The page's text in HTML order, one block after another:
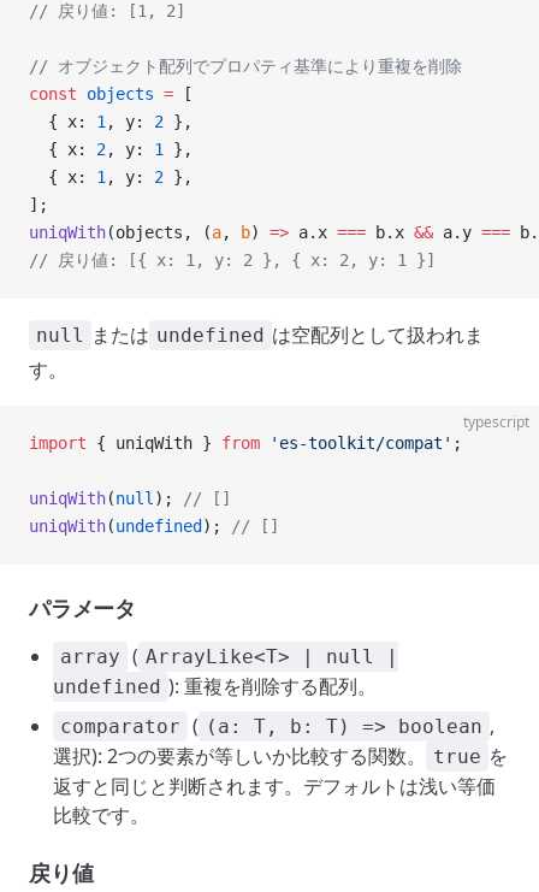
// 戻り値: [1, 2]
// オブジェクト配列でプロパティ基準により重複を削除
const objects = [
  { x:
1 , y: 2 },
  { x:
2, y: 1
},
  { x:
1 , y: 2 },
];
uniqWith(objects, (a, b) => a.x === b.x && a.y ===
// 戻り値: [{ x: 1, y: 2 }, { x: 2, y: 1 }]
null または undefined は空配列として扱われま
す。
typescript
import { uniqWith } from 'es-toolkit/compat' ;
uniqWith(null );
// []
uniqWith(undefined ); // []
パラメータ
array ( ArrayLike<T> | null |
undefined ): 重複を削除する配列。
comparator ( (a: T, b: T) => boolean ,
選択): 2つの要素が等しいか比較する関数。
true を
返すと同じと判断されます。デフォルトは浅い等価
比較です。
戻り値